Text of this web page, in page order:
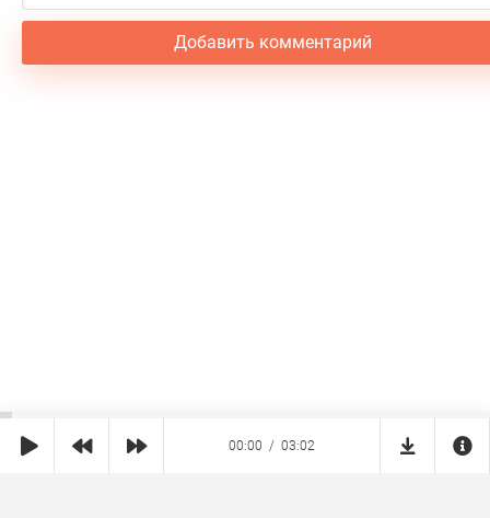
Добавить комментарий
00:00 03:02